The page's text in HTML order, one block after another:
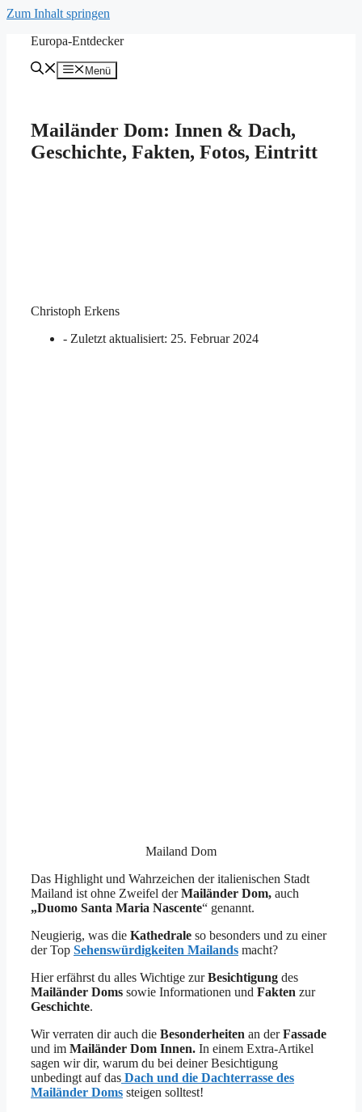
Zum Inhalt springen
Europa-Entdecker
Menü
Mailänder Dom: Innen & Dach,
Geschichte, Fakten, Fotos, Eintritt
Christoph Erkens
- Zuletzt aktualisiert: 25. Februar 2024
Mailand Dom
Das Highlight und Wahrzeichen der italienischen Stadt
Mailand ist ohne Zweifel derMailänder Dom, auch
„Duomo Santa Maria Nascente“ genannt.
Neugierig, was die Kathedrale so besonders und zu einer
der Top Sehenswürdigkeiten Mailands macht?
Hier erfährst du alles Wichtige zurBesichtigung des
Mailänder Doms sowie Informationen und Fakten zur
Geschichte.
Wir verraten dir auch die Besonderheiten an derFassade
und im Mailänder Dom Innen. In einem Extra-Artikel
sagen wir dir, warum du bei deiner Besichtigung
unbedingt auf das Dach und die Dachterrasse des
Mailänder Doms steigen solltest!